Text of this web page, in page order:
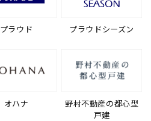
プラウド プラウドシーズン
オハナ
野村不動産の都心型
戸建